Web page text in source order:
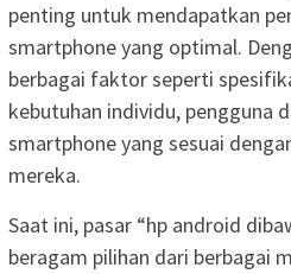
penting untuk mendapatkan
smartphone yang optimal.
berbagai faktor seperti
kebutuhan individu, pengguna
smartphone yang sesuai
mereka.
Saat ini, pasar “hp android
beragam pilihan dari berbagai